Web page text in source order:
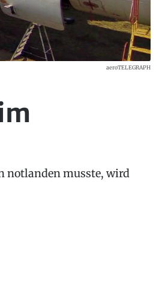
aeroTELEGRAPH
notlanden musste, wird